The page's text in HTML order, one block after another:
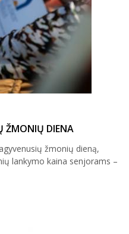
ŽMONIŲ DIENA
žmonių dieną,
lankymo kaina senjorams –